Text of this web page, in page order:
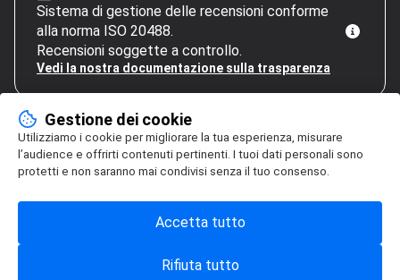
Sistema di gestione delle recensioni conforme
alla norma ISO 20488.
Recensioni soggette a controllo.
Vedi la nostra documentazione sulla trasparenza
Gestione dei cookie
Utilizziamo i cookie per migliorare la tua esperienza, misurare
l’audience e offrirti contenuti pertinenti. I tuoi dati personali sono
protetti e non saranno mai condivisi senza il tuo consenso.
Rifiuta tutto
Accetta tutto